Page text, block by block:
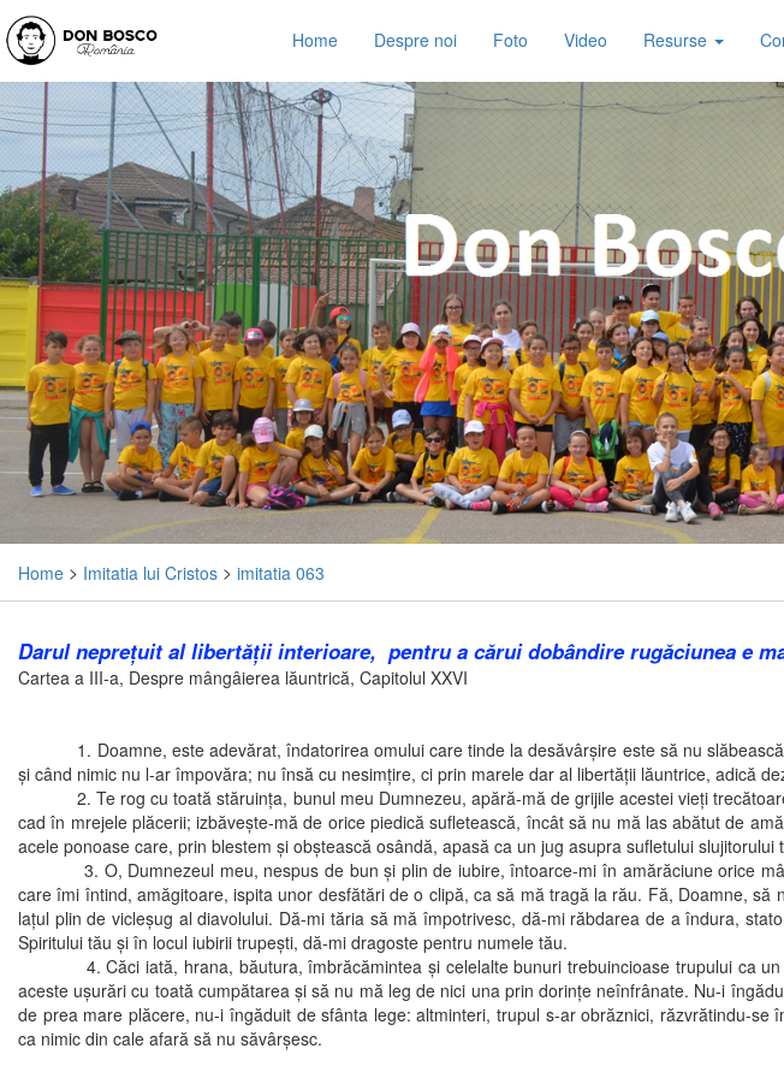
Home Despre noi Foto Video Resurse
Home > Imitatia lui Cristos > imitatia 063
Darul nepreţuit al libertăţii interioare, pentru a cărui dobândire rugăciunea e
Cartea a III-a, Despre mângâierea lăuntrică, Capitolul XXVI
1. Doamne, este adevărat, îndatorirea omului care tinde la desăvârşire este să nu slăbească
şi când nimic nu l-ar împovăra; nu însă cu nesimţire, ci prin marele dar al libertăţii lăuntrice, adică
2. Te rog cu toată stăruinţa, bunul meu Dumnezeu, apără-mă de grijile acestei vieţi
cad în mrejele plăcerii; izbăveşte-mă de orice piedică sufletească, încât să nu mă las abătut de
acele ponoase care, prin blestem şi obştească osândă, apasă ca un jug asupra sufletului
3. O, Dumnezeul meu, nespus de bun şi plin de iubire, întoarce-mi în amărăciune orice
care îmi întind, amăgitoare, ispita unor desfătări de o clipă, ca să mă tragă la rău. Fă, Doamne,
laţul plin de vicleşug al diavolului. Dă-mi tăria să mă împotrivesc, dă-mi răbdarea de a îndura,
Spiritului tău şi în locul iubirii trupeşti, dă-mi dragoste pentru numele tău.
4. Căci iată, hrana, băutura, îmbrăcămintea şi celelalte bunuri trebuincioase trupului ca un
aceste uşurări cu toată cumpătarea şi să nu mă leg de nici una prin dorinţe neînfrânate. Nu-i
de prea mare plăcere, nu-i îngăduit de sfânta lege: altminteri, trupul s-ar obrăznici, răzvrătindu-
ca nimic din cale afară să nu săvârşesc.